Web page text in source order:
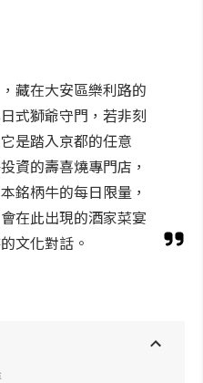
藏在大安區樂利路的
式獅爺守門，若非刻
是踏入京都的任意
資的壽喜燒專門店，
銘柄牛的每日限量，
在此出現的酒家菜宴
文化對話。